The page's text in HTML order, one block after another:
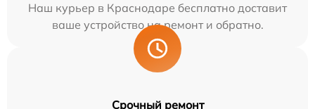
Наш курьер в Краснодаре бесплатно доставит
ваше устройство на ремонт и обратно.
Срочный ремонт